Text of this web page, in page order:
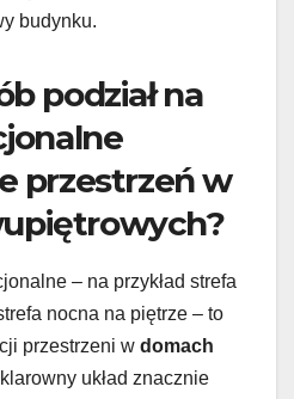
budynku.
podział na
przestrzeń w
– na przykład strefa
nocna na piętrze – to
przestrzeni w domach
układ znacznie